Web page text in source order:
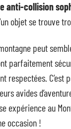
anti-collision
objet se trouve
peut
parfaitement
respectées. C’est
avides
expérience au
occasion !